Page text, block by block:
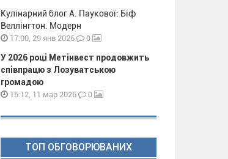
Кулінарний блог А. Паукової: Біф
Веллінгтон. Модерн
17:00, 29 янв 2026 0
У 2026 році Метінвест продовжить
співпрацю з Лозуватською
громадою
15:12, 11 мар 2026 0
ТОП ОБГОВОРЮВАНИХ